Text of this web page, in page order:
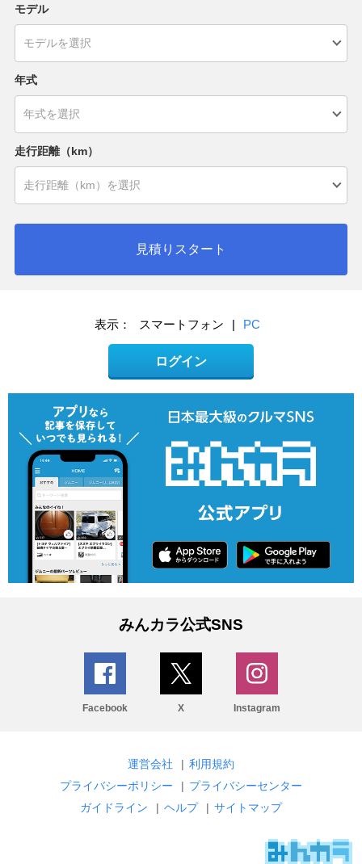
モデル
年式
走行距離（km）
見積りスタート
表示： スマートフォン | PC
ログイン
みんカラ公式SNS
Facebook X Instagram
運営会社 | 利用規約
プライバシーポリシー
| プライバシーセンター
ガイドライン
| ヘルプ | サイトマップ